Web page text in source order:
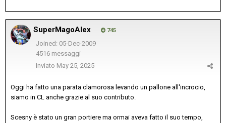
SuperMagoAlex 745
Joined: 05-Dec-2009
4516 messaggi
Inviato May 25, 2025
Oggi ha fatto una parata clamorosa levando un pallone all'incrocio,
siamo in CL anche grazie al suo contributo.
Scesny è stato un gran portiere ma ormai aveva fatto il suo tempo,